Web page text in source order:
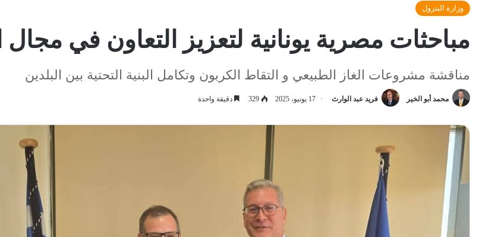
وزارة البترول
مباحثات مصرية يونانية لتعزيز التعاون في
مناقشة مشروعات الغاز الطبيعي و التقاط الكربون وتكامل البنية التحتية بين البلدين
محمد أبو الخير فريد عبد الوارث 17 يونيو، 2025 329 دقيقة واحدة